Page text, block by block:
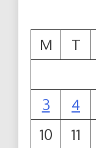
M
T
3
4
10
11